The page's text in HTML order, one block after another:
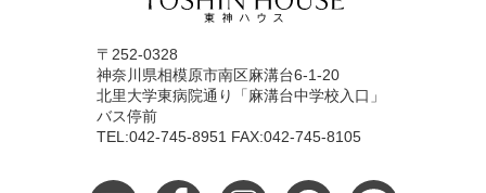
〒252-0328
神奈川県相模原市南区麻溝台6-1-20
北里大学東病院通り「麻溝台中学校入口」
バス停前
TEL:042-745-8951 FAX:042-745-8105